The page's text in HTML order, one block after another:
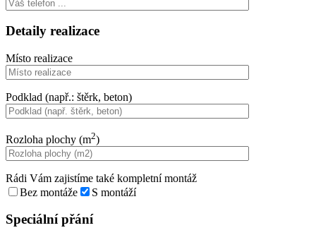
Detaily realizace
Místo realizace
Podklad (např.: štěrk, beton)
Rozloha plochy (m2)
Rádi Vám zajistíme také kompletní montáž
Bez montáže
S montáží
Speciální přání